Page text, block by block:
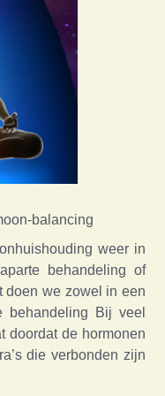
balancing
weer in
behandeling of
doen we zowel in een
behandeling Bij veel
doordat de hormonen
die verbonden zijn